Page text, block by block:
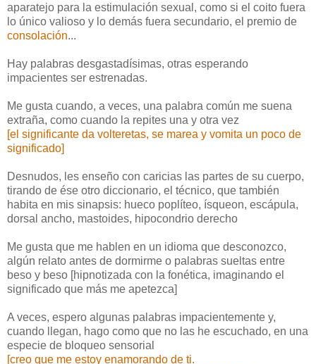
aparatejo para la estimulación sexual, como si el coito fuera
lo único valioso y lo demás fuera secundario, el premio de
consolación...
Hay palabras desgastadísimas, otras esperando
impacientes ser estrenadas.
Me gusta cuando, a veces, una palabra común me suena
extraña, como cuando la repites una y otra vez
[el significante da volteretas, se marea y vomita un poco de
significado]
Desnudos, les enseño con caricias las partes de su cuerpo,
tirando de ése otro diccionario, el técnico, que también
habita en mis sinapsis: hueco poplíteo, ísqueon, escápula,
dorsal ancho, mastoides, hipocondrio derecho
Me gusta que me hablen en un idioma que desconozco,
algún relato antes de dormirme o palabras sueltas entre
beso y beso [hipnotizada con la fonética, imaginando el
significado que más me apetezca]
A veces, espero algunas palabras impacientemente y,
cuando llegan, hago como que no las he escuchado, en una
especie de bloqueo sensorial
[creo que me estoy enamorando de ti.